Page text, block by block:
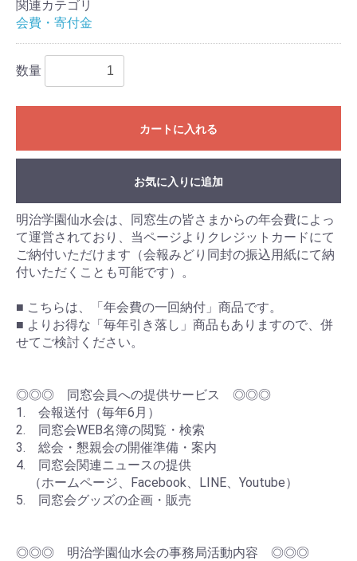
関連カテゴリ
会費・寄付金
数量
カートに入れる
お気に入りに追加
明治学園仙水会は、同窓生の皆さまからの年会費によっ
て運営されており、当ページよりクレジットカードにて
ご納付いただけます（会報みどり同封の振込用紙にて納
付いただくことも可能です）。
■ こちらは、「年会費の一回納付」商品です。
■ よりお得な「毎年引き落し」商品もありますので、併
せてご検討ください。
◎◎◎ 同窓会員への提供サービス ◎◎◎
1. 会報送付（毎年6月）
2. 同窓会WEB名簿の閲覧・検索
3. 総会・懇親会の開催準備・案内
4. 同窓会関連ニュースの提供
（ホームページ、Facebook、LINE、Youtube）
5. 同窓会グッズの企画・販売
◎◎◎ 明治学園仙水会の事務局活動内容 ◎◎◎